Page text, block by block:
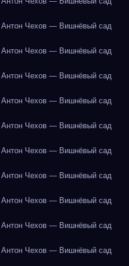
Антон Чехов — Вишнёвый сад
Антон Чехов — Вишнёвый сад
Антон Чехов — Вишнёвый сад
Антон Чехов — Вишнёвый сад
Антон Чехов — Вишнёвый сад
Антон Чехов — Вишнёвый сад
Антон Чехов — Вишнёвый сад
Антон Чехов — Вишнёвый сад
Антон Чехов — Вишнёвый сад
Антон Чехов — Вишнёвый сад